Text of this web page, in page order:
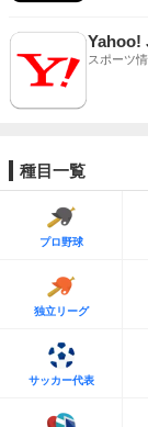
Yahoo!
スポーツ
種目一覧
プロ野球
独立リーグ
サッカー代表